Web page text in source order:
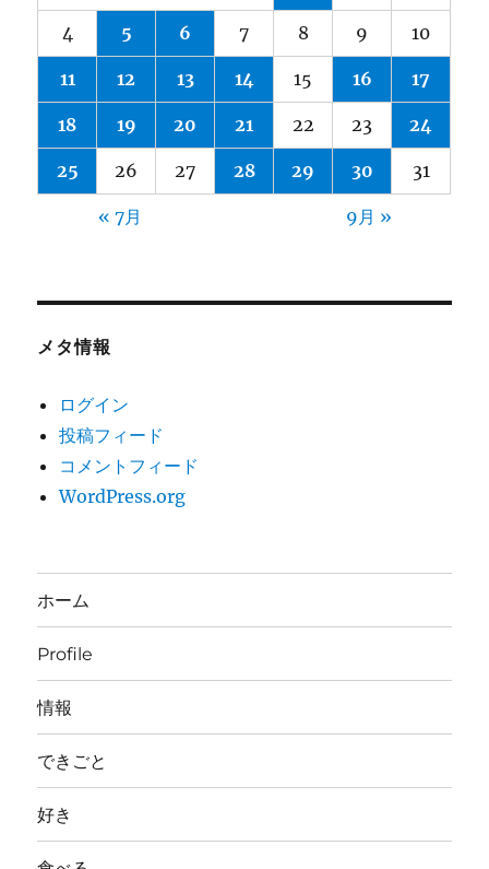
4 5 6 7 8 9 10
11 12 13 14 15 16 17
18 19 20 21 22 23 24
25 26 27 28 29 30 31
« 7月 9月 »
メタ情報
ログイン
投稿フィード
コメントフィード
WordPress.org
ホーム
Profile
情報
できごと
好き